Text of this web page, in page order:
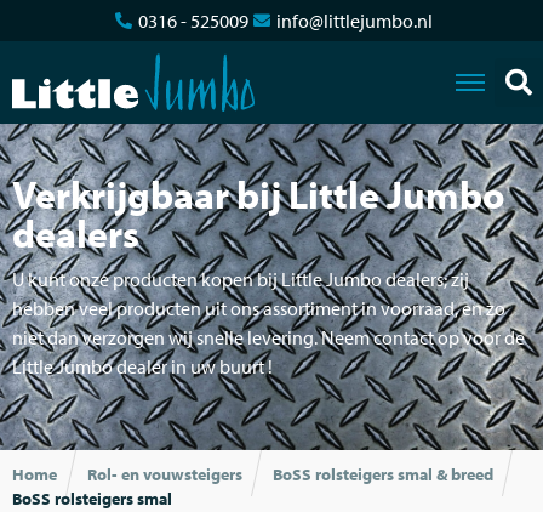
0316 - 525009 info@littlejumbo.nl
Verkrijgbaar bij Little Jumbo
dealers
U kunt onze producten kopen bij Little Jumbo dealers; zij
hebben veel producten uit ons assortiment in voorraad, en zo
niet dan verzorgen wij snelle levering. Neem contact op voor de
Little Jumbo dealer in uw buurt !
Home Rol- en vouwsteigers
BoSS rolsteigers smal & breed
BoSS rolsteigers smal